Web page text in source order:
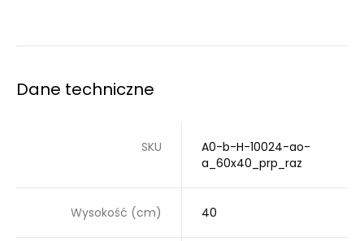
Dane techniczne
SKU
A0-b-H-10024-ao-
a_60x40_prp_raz
Wysokość (cm) 40